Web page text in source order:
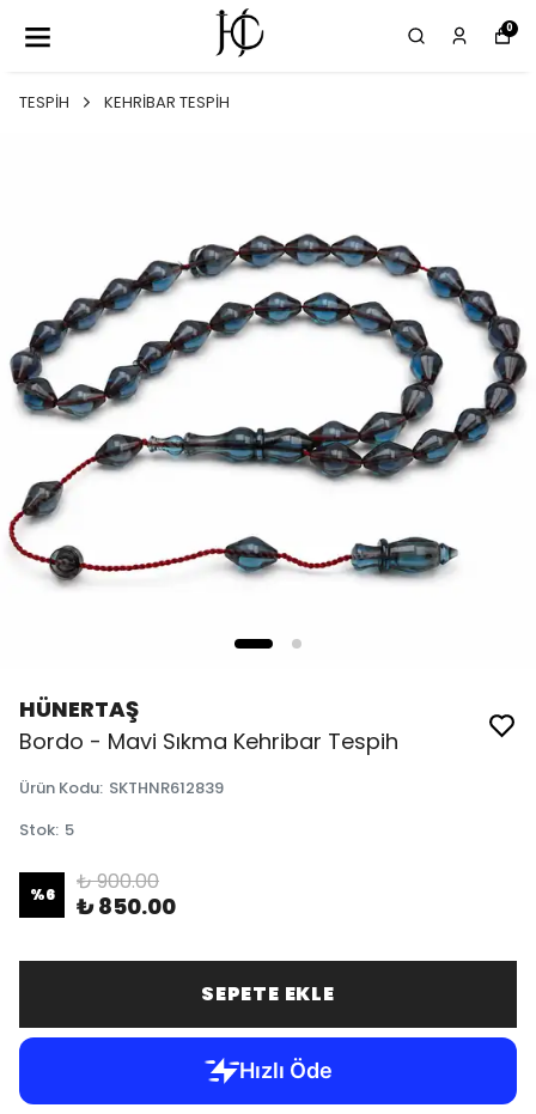
0
TESPİH KEHRİBAR TESPİH
HÜNERTAŞ
Bordo - Mavi Sıkma Kehribar Tespih
Ürün Kodu: SKTHNR612839
Stok: 5
%6 ₺ 900.00
₺ 850.00
SEPETE EKLE